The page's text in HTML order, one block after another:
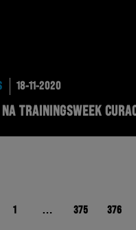
18-11-2020
NA TRAININGSWEEK
1 … 375 376